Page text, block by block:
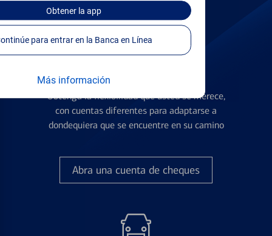
Obtenerla app
Continúe para entrar en la Banca en Línea
Más informaciónCuentas de Cheques
Obtenga la flexibilidad que usted se merece,
con cuentas diferentes para adaptarse a
dondequiera que se encuentre en su camino
Abra una cuenta de cheques